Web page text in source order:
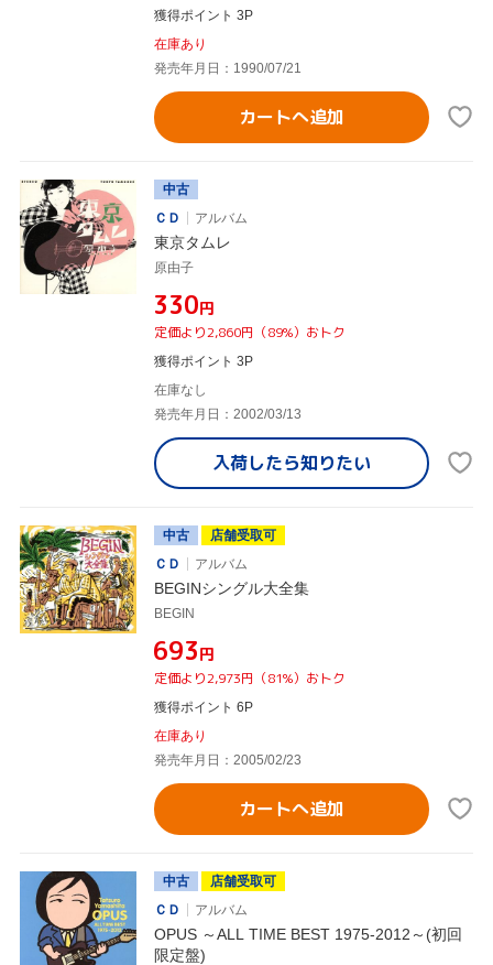
獲得ポイント 3P
在庫あり
発売年月日：1990/07/21
カートへ追加
中古
ＣＤ
アルバム
東京タムレ
原由子
¥330円
定価より2,860円（89%）おトク
獲得ポイント 3P
在庫なし
発売年月日：2002/03/13
入荷したら知りたい
中古
店舗受取可
ＣＤ
アルバム
BEGINシングル大全集
BEGIN
¥693円
定価より2,973円（81%）おトク
獲得ポイント 6P
在庫あり
発売年月日：2005/02/23
カートへ追加
中古
店舗受取可
ＣＤ
アルバム
OPUS ～ALL TIME BEST 1975-2012～(初回
限定盤)